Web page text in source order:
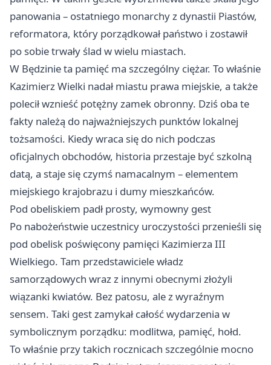
panowania – ostatniego monarchy z dynastii Piastów,
reformatora, który porządkował państwo i zostawił
po sobie trwały ślad w wielu miastach.
W Będzinie ta pamięć ma szczególny ciężar. To właśnie
Kazimierz Wielki nadał miastu prawa miejskie, a także
polecił wznieść potężny zamek obronny. Dziś oba te
fakty należą do najważniejszych punktów lokalnej
tożsamości. Kiedy wraca się do nich podczas
oficjalnych obchodów, historia przestaje być szkolną
datą, a staje się czymś namacalnym – elementem
miejskiego krajobrazu i dumy mieszkańców.
Pod obeliskiem padł prosty, wymowny gest
Po nabożeństwie uczestnicy uroczystości przenieśli się
pod obelisk poświęcony pamięci Kazimierza III
Wielkiego. Tam przedstawiciele władz
samorządowych wraz z innymi obecnymi złożyli
wiązanki kwiatów. Bez patosu, ale z wyraźnym
sensem. Taki gest zamykał całość wydarzenia w
symbolicznym porządku: modlitwa, pamięć, hołd.
To właśnie przy takich rocznicach szczególnie mocno